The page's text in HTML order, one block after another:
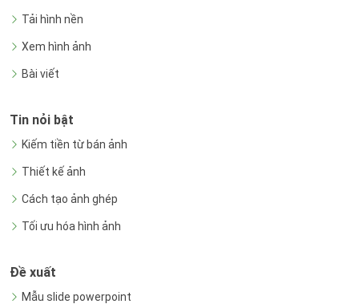
Tải hình nền
Xem hình ảnh
Bài viết
Tin nỏi bật
Kiếm tiền từ bán ảnh
Thiết kế ảnh
Cách tạo ảnh ghép
Tối ưu hóa hình ảnh
Đề xuất
Mẫu slide powerpoint